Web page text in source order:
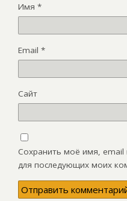
Имя *
Email *
Сайт
Сохранить моё имя, email
для последующих моих